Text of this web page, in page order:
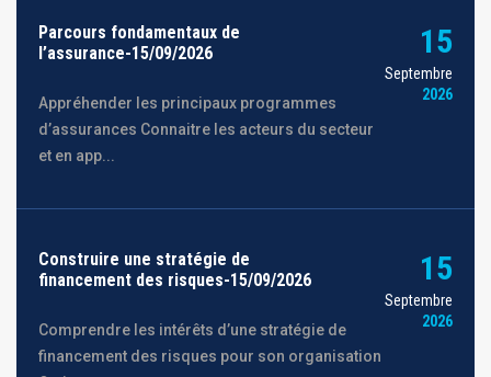
Parcours fondamentaux de
l’assurance-15/09/2026
Appréhender les principaux programmes
d’assurances Connaitre les acteurs du secteur
et en app...
15
Septembre
2026
Construire une stratégie de
financement des risques-15/09/2026
Comprendre les intérêts d’une stratégie de
financement des risques pour son organisation
15
Septembre
2026